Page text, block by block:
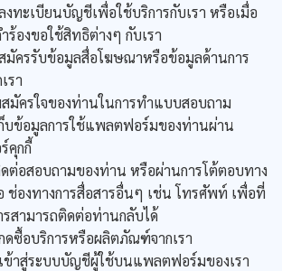
งทะเบียนบัญชีเพื่อใช้บริการกับเรา หรือเมื่อ
ร้องขอใช้สิทธิต่างๆ กับเรา
มัครรับข้อมูลสื่อโฆษณาหรือข้อมูลด้านการ
รา
สมัครใจของท่านในการทำแบบสอบถาม
ก็บข้อมูลการใช้แพลตฟอร์มของท่านผ่าน
คุกกี้
ดต่อสอบถามของท่าน หรือผ่านการโต้ตอบทาง
ช่องทางการสื่อสารอื่นๆ เช่น โทรศัพท์ เพื่อที่
รสามารถติดต่อท่านกลับได้
ดซื้อบริการหรือผลิตภัณฑ์จากเรา
ข้าสู่ระบบบัญชีผู้ใช้บนแพลตฟอร์มของเรา